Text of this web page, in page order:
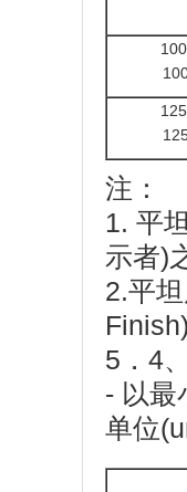
注：
1. 平
示者)
2.平
5．4
- 以最
单位